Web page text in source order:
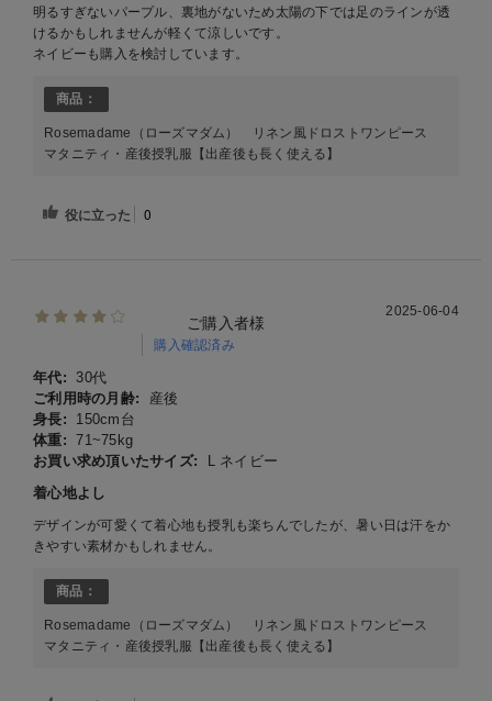
明るすぎないパープル、裏地がないため太陽の下では足のラインが透
けるかもしれませんが軽くて涼しいです。
ネイビーも購入を検討しています。
商品：
Rosemadame（ローズマダム） リネン風ドロストワンピース
マタニティ・産後授乳服【出産後も長く使える】
役に立った 0
ご購入者様
購入確認済み
2025-06-04
年代:
30代
ご利用時の月齢:
産後
身長:
150cm台
体重: 71~75kg
お買い求め頂いたサイズ:
L ネイビー
着心地よし
デザインが可愛くて着心地も授乳も楽ちんでしたが、暑い日は汗をか
きやすい素材かもしれません。
商品：
Rosemadame（ローズマダム） リネン風ドロストワンピース
マタニティ・産後授乳服【出産後も長く使える】